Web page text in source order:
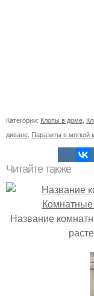
Категории: Клопы в доме
диване Паразиты в мягкой
Читайте также
Название